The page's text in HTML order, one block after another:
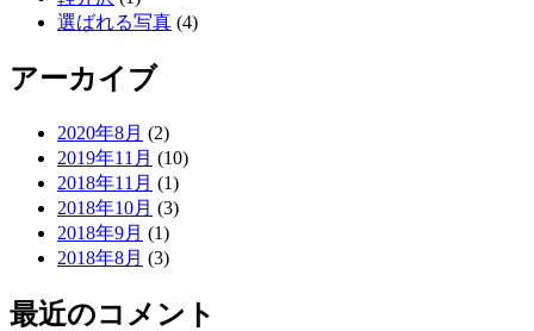
選ばれる写真 (4)
アーカイブ
2020年8月 (2)
2019年11月 (10)
2018年11月 (1)
2018年10月 (3)
2018年9月 (1)
2018年8月 (3)
最近のコメント